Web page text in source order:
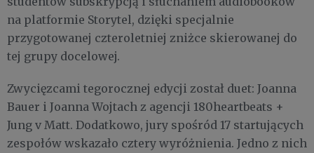
na platformie Storytel, dzięki specjalnie
przygotowanej czteroletniej zniżce skierowanej do
tej grupy docelowej.
Zwycięzcami tegorocznej edycji został duet: Joanna
Bauer i Joanna Wojtach z agencji 180heartbeats +
Jung v Matt. Dodatkowo, jury spośród 17 startujących
zespołów wskazało cztery wyróżnienia. Jedno z nich